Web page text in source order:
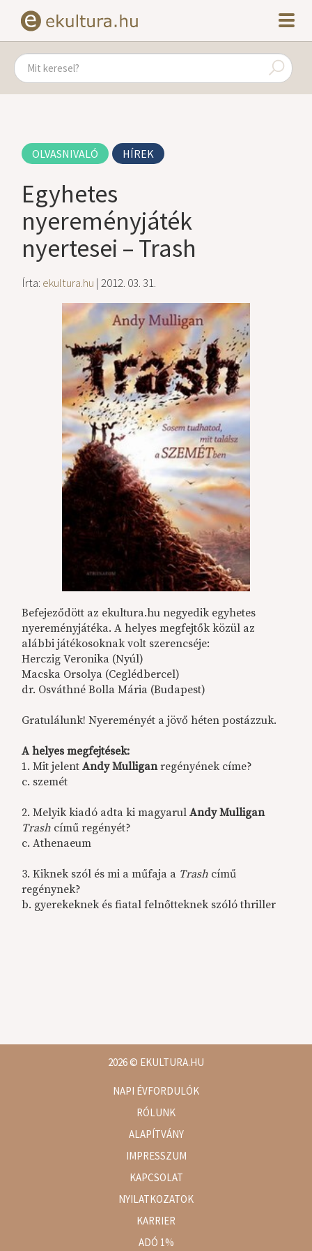
OLVASNIVALÓ HÍREK
Egyhetes
nyereményjáték
nyertesei – Trash
Írta: ekultura.hu | 2012. 03. 31.
Befejeződött az ekultura.hu negyedik egyhetes
nyereményjátéka. A helyes megfejtők közül az
alábbi játékosoknak volt szerencséje:
Herczig Veronika (Nyúl)
Macska Orsolya (Ceglédbercel)
dr. Osváthné Bolla Mária (Budapest)
Gratulálunk! Nyereményét a jövő héten postázzuk.
A helyes megfejtések:
1. Mit jelentAndy Mulliganregényének címe?
c. szemét
2. Melyik kiadó adta ki magyarulAndy Mulligan
Trash című regényét?
c. Athenaeum
3. Kiknek szól és mi a műfaja a Trash című
regénynek?
b. gyerekeknek és fiatal felnőtteknek szóló thriller
2026© EKULTURA.HU
NAPI ÉVFORDULÓK
RÓLUNK
ALAPÍTVÁNY
IMPRESSZUM
KAPCSOLAT
NYILATKOZATOK
KARRIER
ADÓ 1%